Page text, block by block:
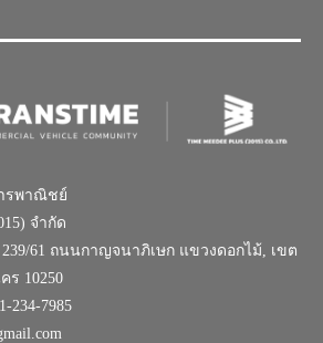
รพาณิชย์
จำกัด
61 ถนนกาญจนาภิเษก แขวงดอกไม้, เขต
ร 10250
234-7985